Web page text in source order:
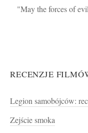
May the forces of
RECENZJE
Legion samobójców:
Zejście smoka